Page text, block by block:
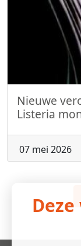
Nieuwe
Listeria
07 mei 2026